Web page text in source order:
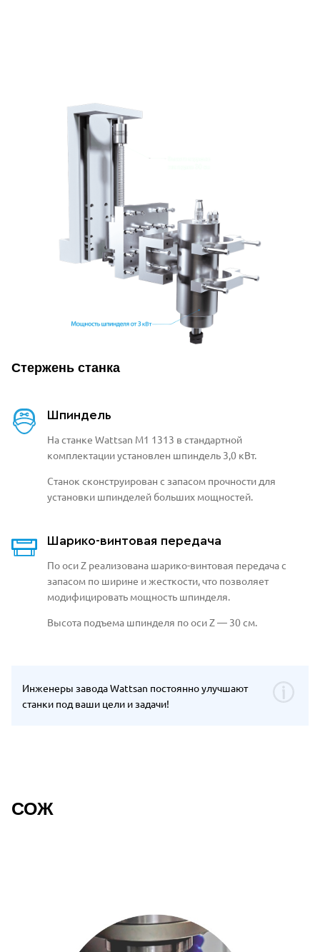
Стержень станка
Шпиндель
На станке Wattsan М1 1313 в стандартной
комплектации установлен шпиндель 3,0 кВт.
Станок сконструирован с запасом прочности для
установки шпинделей больших мощностей.
Шарико-винтовая передача
По оси Z реализована шарико-винтовая передача с
запасом по ширине и жесткости, что позволяет
модифицировать мощность шпинделя.
Высота подъема шпинделя по оси Z — 30 cм.
Инженеры завода Wattsan постоянно улучшают
станки под ваши цели и задачи!
Описание преимуществ Wattsan M1
СОЖ